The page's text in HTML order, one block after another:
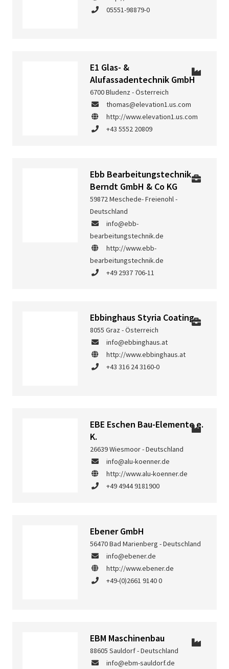
05551-98879-0
E1 Glas- &
Alufassadentechnik GmbH
6700 Bludenz - Österreich
thomas@elevation1.us.com
http://www.elevation1.us.com
+43 5552 20809
Ebb Bearbeitungstechnik
Berndt GmbH & Co KG
59872 Meschede- Freienohl -
Deutschland
info@ebb-
bearbeitungstechnik.de
http://www.ebb-
bearbeitungstechnik.de
+49 2937 706-11
Ebbinghaus Styria Coating
8055 Graz - Österreich
info@ebbinghaus.at
http://www.ebbinghaus.at
+43 316 24 3160-0
EBE Eschen Bau-Elemente e.
K.
26639 Wiesmoor - Deutschland
info@alu-koenner.de
http://www.alu-koenner.de
+49 4944 9181900
Ebener GmbH
56470 Bad Marienberg - Deutschland
info@ebener.de
http://www.ebener.de
+49-(0)2661 9140 0
EBM Maschinenbau
88605 Sauldorf - Deutschland
info@ebm-sauldorf.de